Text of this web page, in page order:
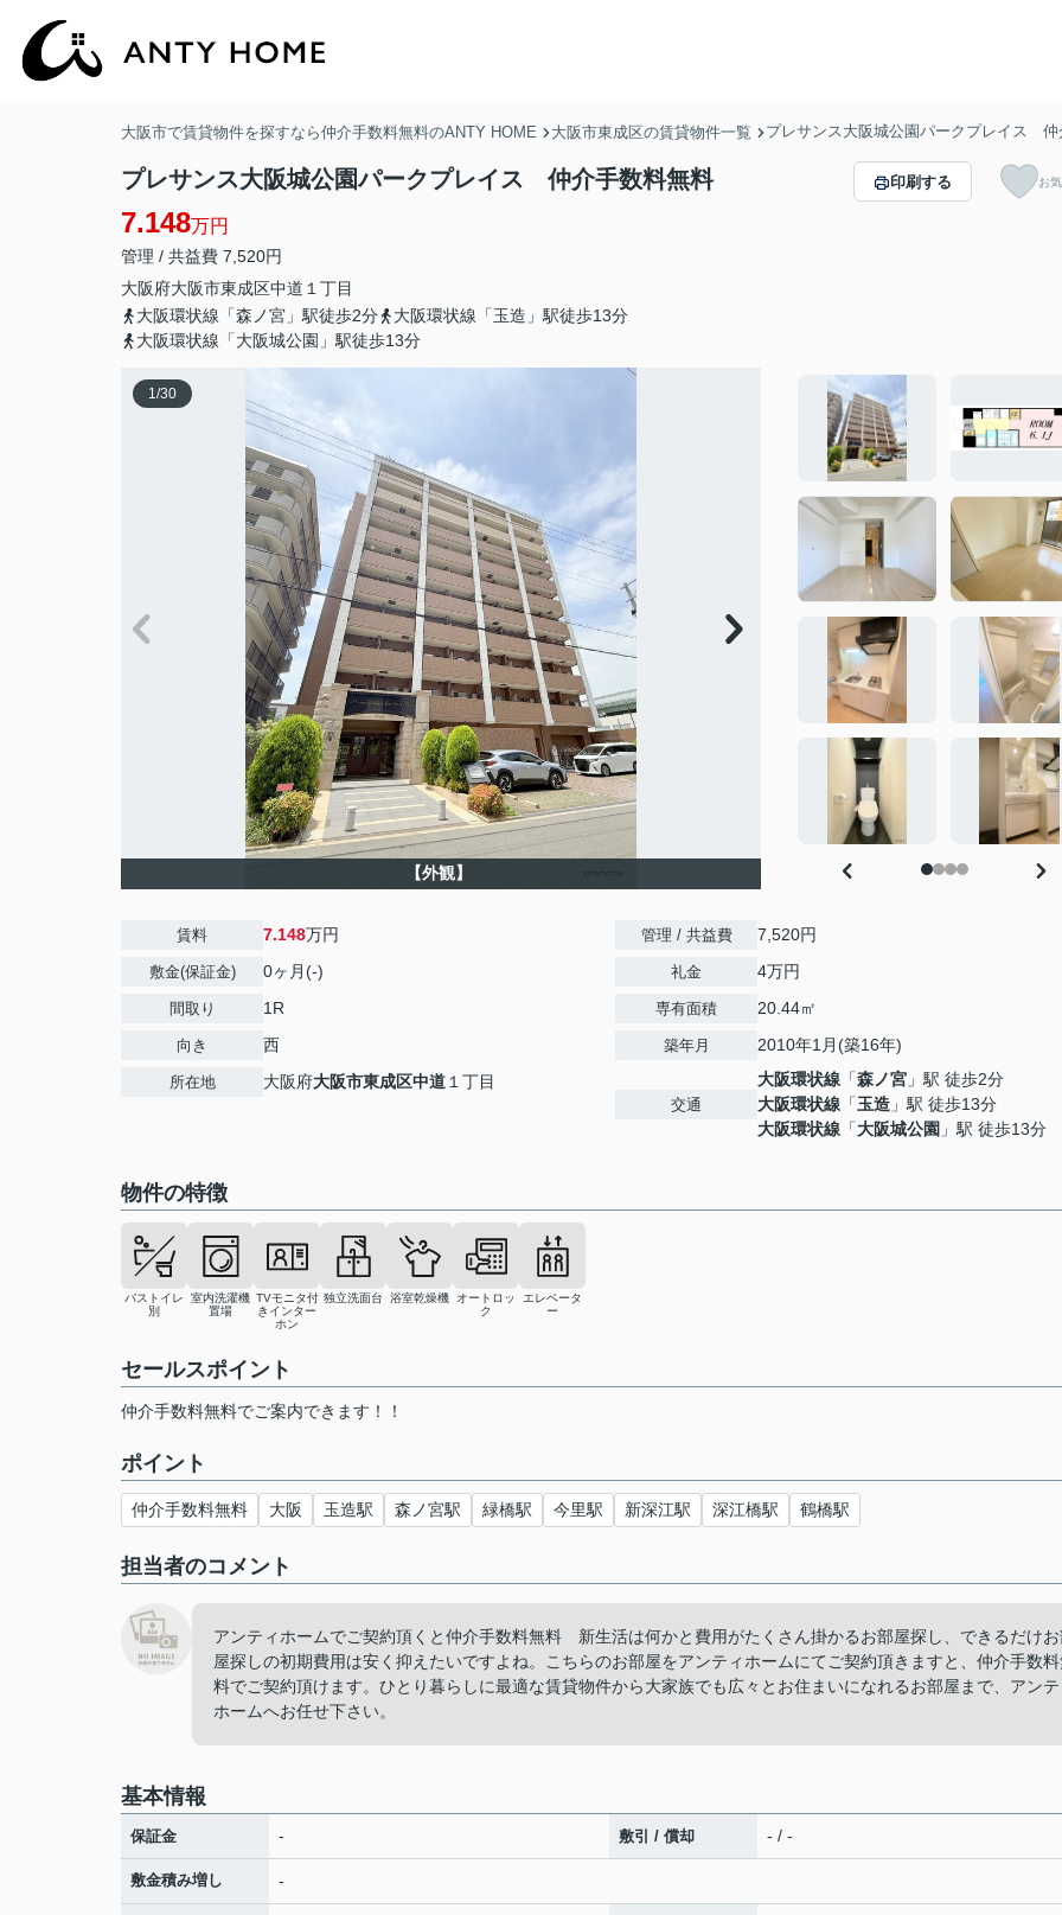
大阪市で賃貸物件を探すなら仲介手数料無料のANTY HOME 大阪市東成区の賃貸物件一覧 プレサンス大阪城公園パークプレイス 仲
プレサンス大阪城公園パークプレイス 仲介手数料無料
7.148万円
管理 / 共益費 7,520円
大阪府大阪市東成区中道 １丁目
大阪環状線「森ノ宮」駅徒歩2分
大阪環状線「玉造」駅徒歩13分
大阪環状線「大阪城公園」駅徒歩13分
印刷する お
1/30
【外観】
賃料 7.148万円
敷金(保証金) 0ヶ月(-)
間取り 1R
向き 西
所在地 大阪府大阪市東成区中道 １丁目
管理 / 共益費 7,520円
礼金 4万円
専有面積 20.44㎡
築年月 2010年1月(築16年)
交通
大阪環状線 「森ノ宮 」駅 徒歩2分
大阪環状線 「玉造 」駅 徒歩13分
大阪環状線 「大阪城公園 」駅 徒歩13分
物件の特徴
バストイレ
別
室内洗濯機
置場
TVモニタ付
きインター
ホン
独立洗面台 浴室乾燥機
オートロッ
ク
エレベータ
ー
セールスポイント
仲介手数料無料でご案内できます！！
ポイント
仲介手数料無料 大阪 玉造駅 森ノ宮駅 緑橋駅 今里駅 新深江駅 深江橋駅 鶴橋駅
担当者のコメント
アンティホームでご契約頂くと仲介手数料無料 新生活は何かと費用がたくさん掛かるお部屋探し、できるだけお
屋探しの初期費用は安く抑えたいですよね。こちらのお部屋をアンティホームにてご契約頂きますと、仲介手数
料でご契約頂けます。ひとり暮らしに最適な賃貸物件から大家族でも広々とお住まいになれるお部屋まで、アンテ
ホームへお任せ下さい。
基本情報
保証金 - 敷引 / 償却 - / -
敷金積み増し -